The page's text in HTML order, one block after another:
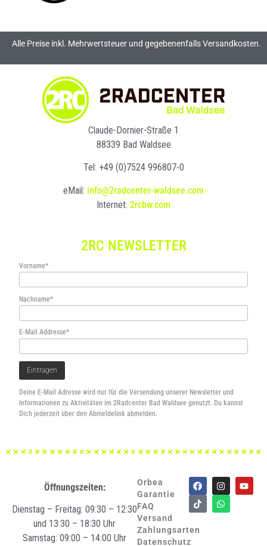
Alle Preise inkl. Mehrwertsteuer und gegebenenfalls Versandkosten.
Claude-Dornier-Straße 1
88339 Bad Waldsee
Tel: +49 (0)7524 996807-0
eMail: info@2radcenter-waldsee.com
Internet: 2rcbw.com
2RC NEWSLETTER
Vorname*
Nachname*
E-Mail Addresse*
Deine E-Mail Adresse wird nur für die Versendung unserer Newsletter und
Informationen zu Aktivitäten im 2Radcenter Bad Waldsee genutzt. Du kannst
Dich jederzeit über den Abmeldelink abmelden.
Öffnungszeiten:
Dienstag – Freitag: 09:30 – 12:30
und 13:30 – 18:30 Uhr
Samstag: 09:00 – 14:00 Uhr
Orbea
Garantie
FAQ
Versand
Zahlungsarten
Datenschutz